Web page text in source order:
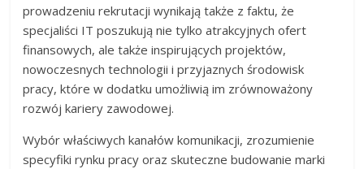
prowadzeniu rekrutacji wynikają także z faktu, że
specjaliści IT poszukują nie tylko atrakcyjnych ofert
finansowych, ale także inspirujących projektów,
nowoczesnych technologii i przyjaznych środowisk
pracy, które w dodatku umożliwią im zrównoważony
rozwój kariery zawodowej.
Wybór właściwych kanałów komunikacji, zrozumienie
specyfiki rynku pracy oraz skuteczne budowanie marki